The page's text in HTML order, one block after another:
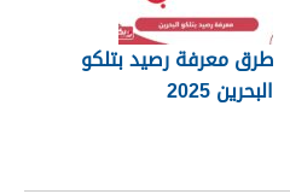
طرق معرفة رصيد بتلكو
البحرين 2025